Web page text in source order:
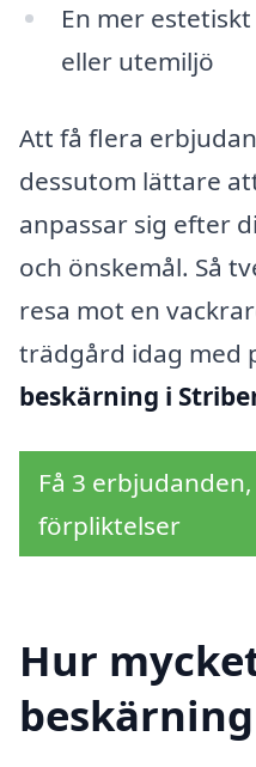
En mer
eller utemiljö
Att få flera
dessutom lättare
anpassar sig efter
och önskemål. Så
resa mot en
trädgård idag med
beskärning i
Få 3
förpliktelser
Hur